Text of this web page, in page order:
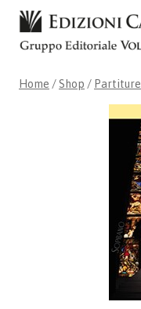
Skip
content
Home / Shop / Partiture